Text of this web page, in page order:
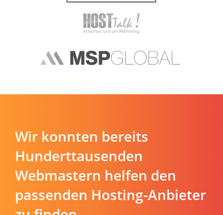
Wir konnten bereits
Hunderttausenden
Webmastern helfen den
passenden Hosting-Anbieter